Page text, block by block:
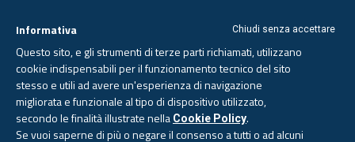
Venerdì, 7 agosto 2026 - Aggiornato alle 6.00
Chiudi senza accettare
Informativa
Questo sito, e gli strumenti di terze parti richiamati, utilizzano
cookie indispensabili per il funzionamento tecnico del sito
stesso e utili ad avere un'esperienza di navigazione
migliorata e funzionale al tipo di dispositivo utilizzato,
secondo le finalità illustrate nella Cookie Policy.
Se vuoi saperne di più o negare il consenso a tutti o ad alcuni